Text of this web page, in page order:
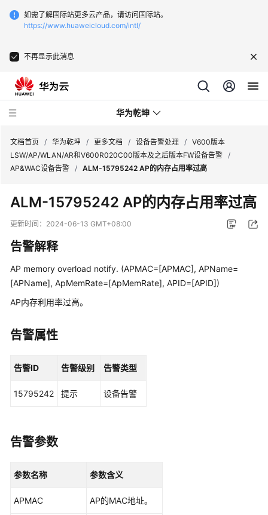
如需了解国际站更多云产品，请访问国际站。
https://www.huaweicloud.com/intl/
不再显示此消息
华为乾坤
云
服
管
理
网
华
乾
解
为
坤
文档首页 / 华为乾坤 / 更多文档 / 设备告警处理 / V600版本
LSW/AP/WLAN/AR和V600R020C00版本及之后版本FW设备告警 /
AP&WAC设备告警 / ALM-15795242 AP的内存占用率过高
ALM-15795242 AP的内存占用率过高
更新时间： 2024-06-13 GMT+08:00
告警解释
AP memory overload notify. (APMAC=[APMAC], APName=
[APName], ApMemRate=[ApMemRate], APID=[APID])
AP内存利用率过高。
告警属性
告警ID 告警级别 告警类型
15795242 提示 设备告警
告警参数
参数名称 参数含义
APMAC AP的MAC地址。